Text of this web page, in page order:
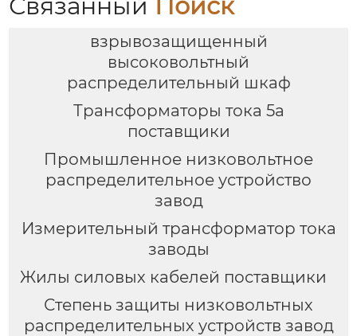
взрывозащищенный
высоковольтный
распределительный шкаф
Трансформаторы тока 5а
поставщики
Промышленное низковольтное
распределительное устройство
завод
Измерительный трансформатор тока
заводы
Жилы силовых кабелей поставщики
Степень защиты низковольтных
распределительных устройств завод